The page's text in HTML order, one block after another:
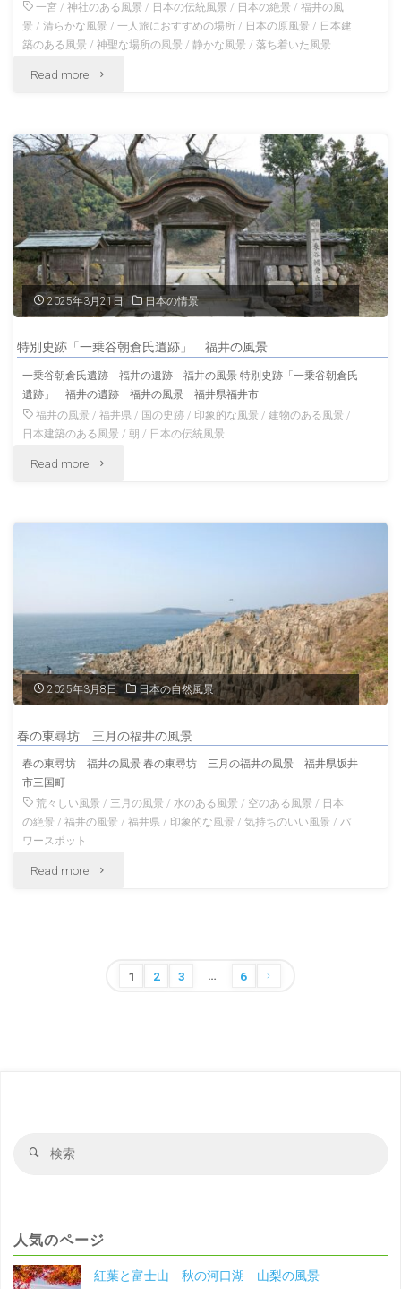
の
一宮 /神社のある風景 / 日本の伝統風景 / 日本の絶景 /福井の風
景 /清らかな風景 /一人旅におすすめの場所 / 日本の原風景 / 日本建
築のある風景 /神聖な場所の風景 / 静かな風景 /落ち着いた風景
Read more "若
彦
神
社
若
狭
一
宮
福
井
福
の
2025年3月21日 日本の情景
特別史跡「一乗谷朝倉氏遺跡」 福井の風景
一乗谷朝倉氏遺跡 福井の遺跡 福井の風景 特別史跡「一乗谷朝倉氏
遺跡」 福井の遺跡 福井の風景 福井県福井市
福井の風景 /福井県 / 国の史跡 / 印象的な風景 /建物のある風景 /
日本建築のある風景 /朝 / 日本の伝統風景
Read more "特
乗
谷
倉
遺
2025年3月8日 日本の自然風景
春の東尋坊 三月の福井の風景
春の東尋坊 福井の風景 春の東尋坊 三月の福井の風景 福井県坂井
市三国町
荒々しい風景 / 三月の風景 /水のある風景 / 空のある風景 / 日本
の絶景 /福井の風景 /福井県 / 印象的な風景 /気持ちのいい風景 /パ
ワースポット
Read more "春
投
1 2 3 … 6
検
人気のページ
紅葉と富士山 秋の河口湖 山梨の風景